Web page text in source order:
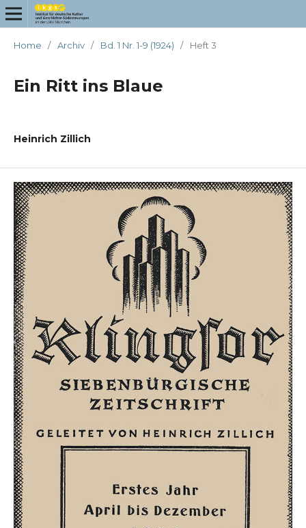
Home / Archiv / Bd. 1 Nr. 1-9 (1924) / Heft 3
Ein Ritt ins Blaue
Heinrich Zillich